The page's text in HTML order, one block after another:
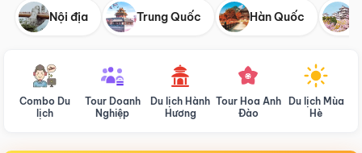
Nội địa Trung Quốc Hàn Quốc
Combo Du
lịch
Tour Doanh
Nghiệp
Du lịch Hành
Hương
Tour Hoa Anh
Đào
Du lịch Mùa
Hè